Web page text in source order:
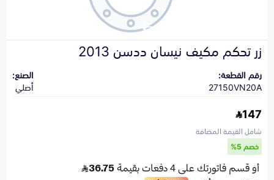
زر تحكم مكيف نيسان ددسن 2013
رقم القطعة:
27150VN20A
الصنع:
أصلي
147
شامل القيمة المضافة
خصم 5%